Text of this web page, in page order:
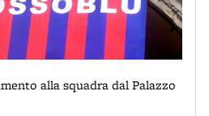
alla squadra dal Palazzo